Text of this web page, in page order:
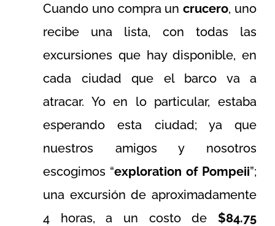
Cuando uno compra uncrucero, uno
recibe una lista, con todas las
excursiones que hay disponible, en
cada ciudad que el barco va a
atracar. Yo en lo particular, estaba
esperando esta ciudad; ya que
nuestros amigos y nosotros
escogimos “exploration of Pompeii”;
una excursión de aproximadamente
4 horas, a un costo de $84.75